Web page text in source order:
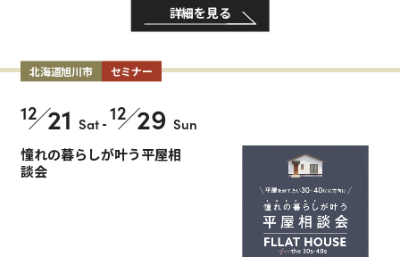
詳細を見る
北海道旭川市 セミナー
12 21 Sat-12 29 Sun
憧れの暮らしが叶う平屋相
談会